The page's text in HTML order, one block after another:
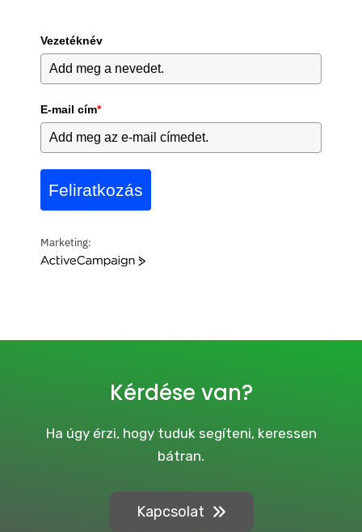
Vezetéknév
E-mail cím*
Feliratkozás
Marketing:
A
e
Kérdése van?
Ha úgy érzi, hogy tuduk segíteni, keressen
bátran.
Kapcsolat